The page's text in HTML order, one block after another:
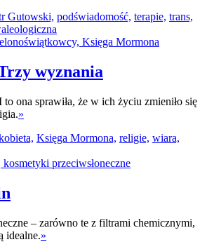
Gutowski, podświadomość, terapie, trans,
wyznania
to ona sprawiła, że w ich życiu zmieniło się
»
Księga Mormona, religie, wiara,
– zarówno te z filtrami chemicznymi,
idealne.»